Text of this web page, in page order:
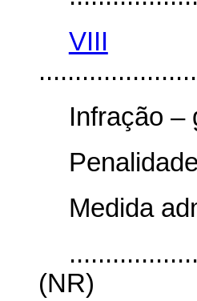
VIII
Infração –
Medida
(NR)